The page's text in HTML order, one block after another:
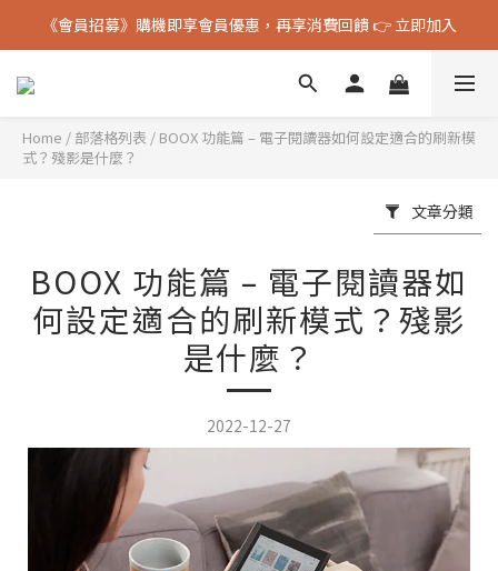
《會員招募》購機即享會員優惠，再享消費回饋 👉 立即加入
《會員招募》購機即享會員優惠，再享消費回饋 👉 立即加入
BOOX 官方授權台灣代理經銷 & 原廠保固服務
Home / 部落格列表 / BOOX 功能篇 – 電子閱讀器如何設定適合的刷新模
式？殘影是什麼？
文章分類
BOOX 功能篇 – 電子閱讀器如
何設定適合的刷新模式？殘影
是什麼？
2022-12-27